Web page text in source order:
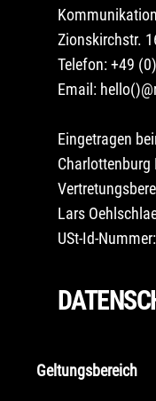
Zionskirchstr.
Telefon:+49
Email:
Eingetragen
Charlottenburg
Lars
USt-Id-
Geltungsbereich